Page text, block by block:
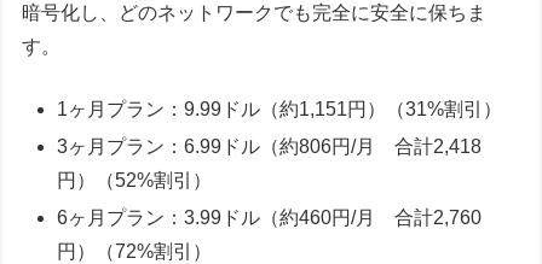
暗号化し、どのネットワークでも完全に安全に保ちま
す。
1ヶ月プラン：9.99ドル（約1,151円）（31%割引）
3ヶ月プラン：6.99ドル（約806円/月 合計2,418
円）（52%割引）
6ヶ月プラン：3.99ドル（約460円/月 合計2,760
円）（72%割引）